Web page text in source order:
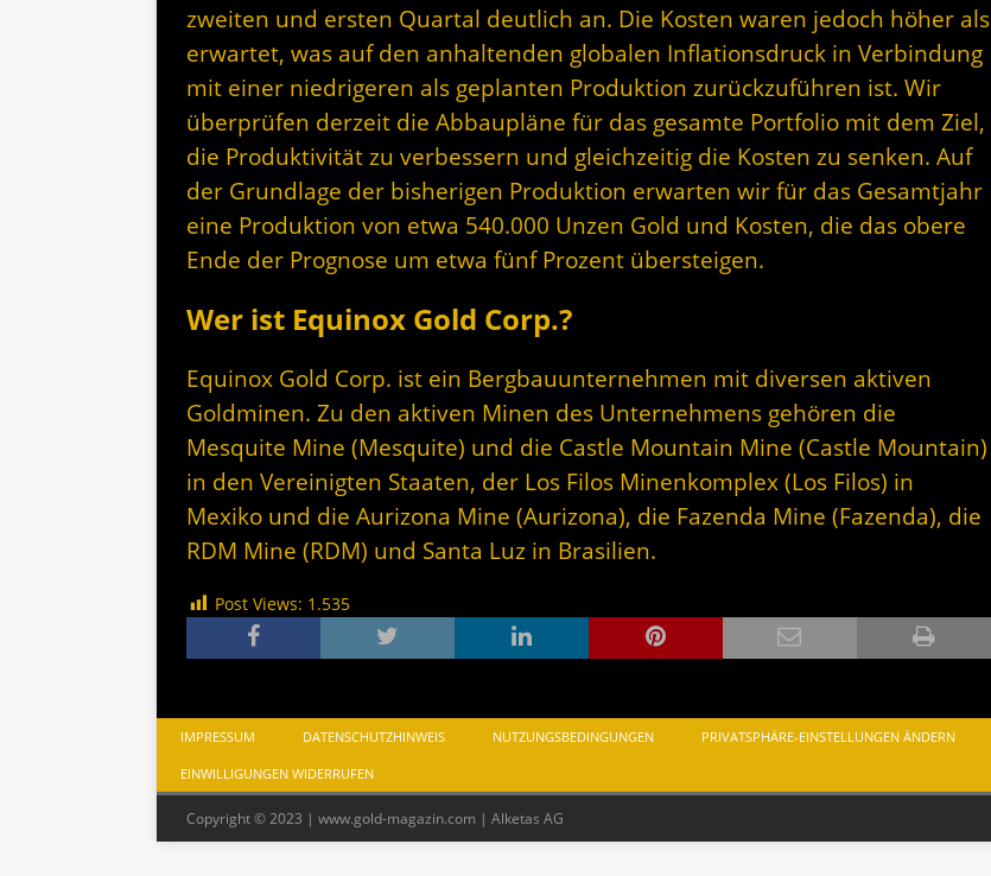
zweiten und ersten Quartal deutlich an. Die Kosten waren jedoch höher als
erwartet, was auf den anhaltenden globalen Inflationsdruck in Verbindung
mit einer niedrigeren als geplanten Produktion zurückzuführen ist. Wir
überprüfen derzeit die Abbaupläne für das gesamte Portfolio mit dem Ziel,
die Produktivität zu verbessern und gleichzeitig die Kosten zu senken. Auf
der Grundlage der bisherigen Produktion erwarten wir für das Gesamtjahr
eine Produktion von etwa 540.000 Unzen Gold und Kosten, die das obere
Ende der Prognose um etwa fünf Prozent übersteigen.
Wer ist Equinox Gold Corp.?
Equinox Gold Corp. ist ein Bergbauunternehmen mit diversen aktiven
Goldminen. Zu den aktiven Minen des Unternehmens gehören die
Mesquite Mine (Mesquite) und die Castle Mountain Mine (Castle Mountain)
in den Vereinigten Staaten, der Los Filos Minenkomplex (Los Filos) in
Mexiko und die Aurizona Mine (Aurizona), die Fazenda Mine (Fazenda), die
RDM Mine (RDM) und Santa Luz in Brasilien.
Post Views: 1.535
IMPRESSUM DATENSCHUTZHINWEIS NUTZUNGSBEDINGUNGEN PRIVATSPHÄRE-EINSTELLUNGEN ÄNDERN
EINWILLIGUNGEN WIDERRUFEN
Copyright © 2023 | www.gold-magazin.com | Alketas AG